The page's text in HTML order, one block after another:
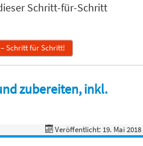
Schritt-für-Schritt
– Schritt für Schritt!
zubereiten, inkl.
Veröffentlicht: 19. Mai 2018